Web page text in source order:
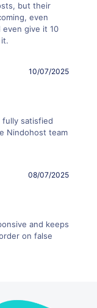
but their
even
give it 10
10/07/2025
satisfied
Nindohost team
08/07/2025
and keeps
on false